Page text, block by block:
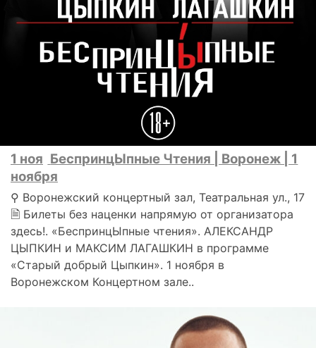
1 ноя БеспринцЫпные Чтения | Воронеж | 1
ноября
⚲ Воронежский концертный зал, Театральная ул., 17
🗎 Билеты без наценки напрямую от организатора
здесь!. «БеспринцЫпные чтения». АЛЕКСАНДР
ЦЫПКИН и МАКСИМ ЛАГАШКИН в программе
«Старый добрый Цыпкин». 1 ноября в
Воронежском Концертном зале..